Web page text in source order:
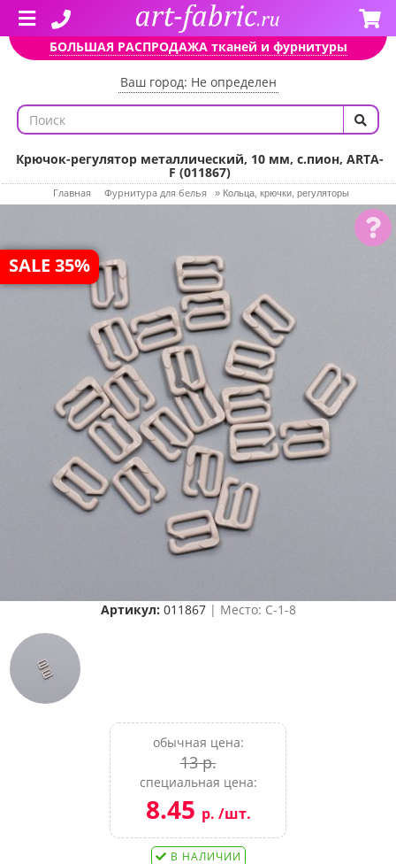
БОЛЬШАЯ РАСПРОДАЖА тканей и фурнитуры
Ваш город: Не определен
Крючок-регулятор металлический, 10 мм, с.пион, ARTA-
F (011867)
Главная Фурнитура для белья » Кольца, крючки, регуляторы
SALE 35%
Артикул: 011867| Место: C-1-8
обычная цена:
13 р.
специальная цена:
8.45 р. /шт.
В НАЛИЧИИ